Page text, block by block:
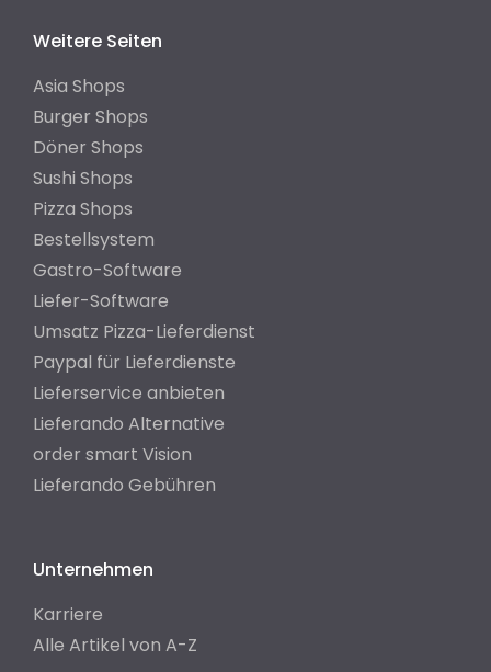
Weitere Seiten
Asia Shops
Burger Shops
Döner Shops
Sushi Shops
Pizza Shops
Bestellsystem
Gastro-Software
Liefer-Software
Umsatz Pizza-Lieferdienst
Paypal für Lieferdienste
Lieferservice anbieten
Lieferando Alternative
order smart Vision
Lieferando Gebühren
Unternehmen
Karriere
Alle Artikel von A-Z